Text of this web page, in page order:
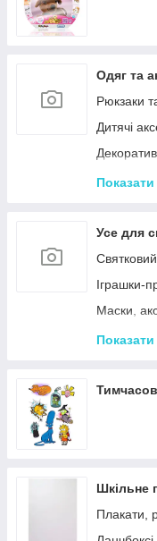
Одяг та
Рюкзаки
Дитячі
Дитячі
Усе для
Іграшки-
Маски,
Повітряні
Шкільне
Плакати,